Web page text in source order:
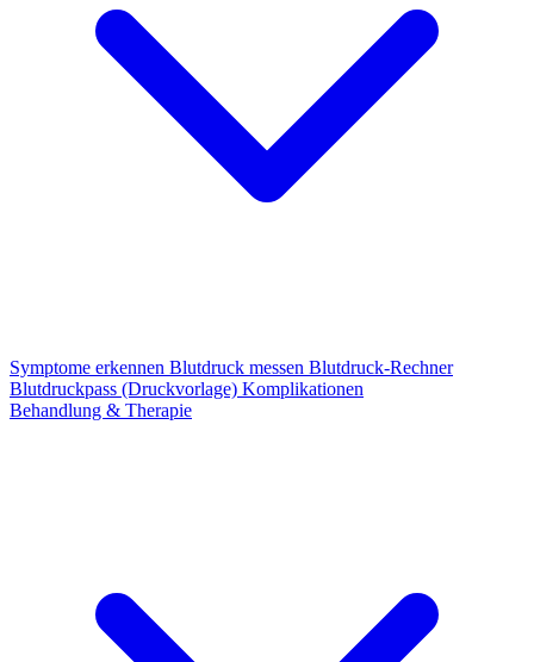
Symptome erkennen Blutdruck messen Blutdruck-Rechner
Blutdruckpass (Druckvorlage) Komplikationen
Behandlung & Therapie